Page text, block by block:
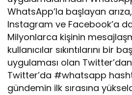
WhatsApp’la başlayan
Instagram ve Facebook’a da
Milyonlarca kişinin
kullanıcılar sıkıntılarını bir
uygulaması olan
Twitter’da #whatsapp
gündemin ilk sırasına